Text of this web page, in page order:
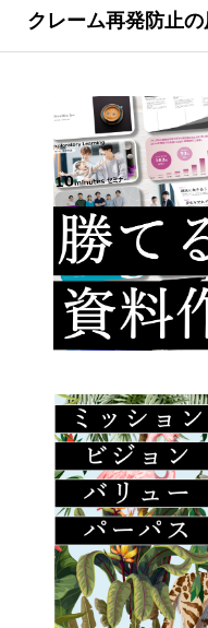
クレーム再発防止